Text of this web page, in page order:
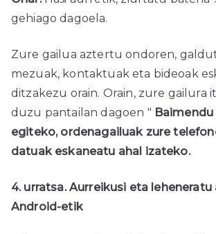
gehiago dagoela.
Zure gailua aztertu ondoren,
mezuak, kontaktuak eta bideoak
ditzakezu orain. Orain, zure gailura
duzu pantailan dagoen "
egiteko, ordenagailuak zure
datuak eskaneatu ahal izateko.
4. urratsa. Aurreikusi eta
Android-etik